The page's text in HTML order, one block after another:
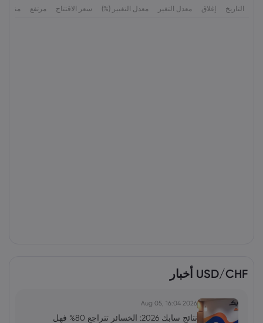
التاريخ إغلاق معدل التغير معدل التغيير (%) سعر الاقتتاح مرتفع
USD/CHF أخبار
2026 Aug 05, 16:04
نتائج سابك 2026: الخسائر تتراجع 80% فهل